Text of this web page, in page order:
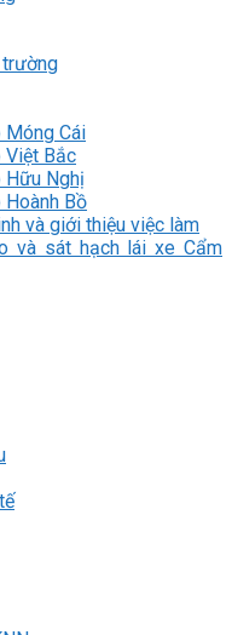
trường
Móng Cái
Việt Bắc
Hữu Nghị
Bồ
và giới thiệu việc làm
và sát hạch lái xe Cẩm